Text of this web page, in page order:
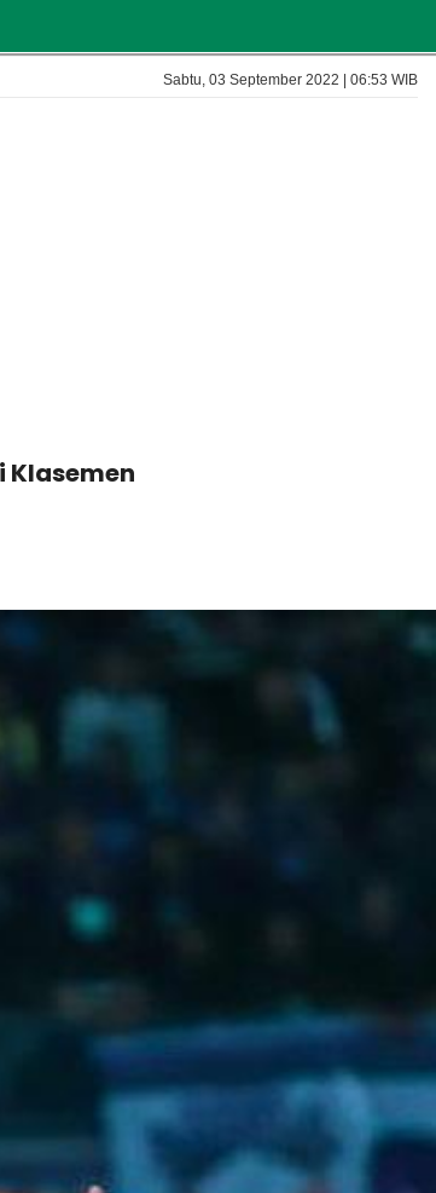
Sabtu, 03 September 2022 | 06:53 WIB
Klasemen